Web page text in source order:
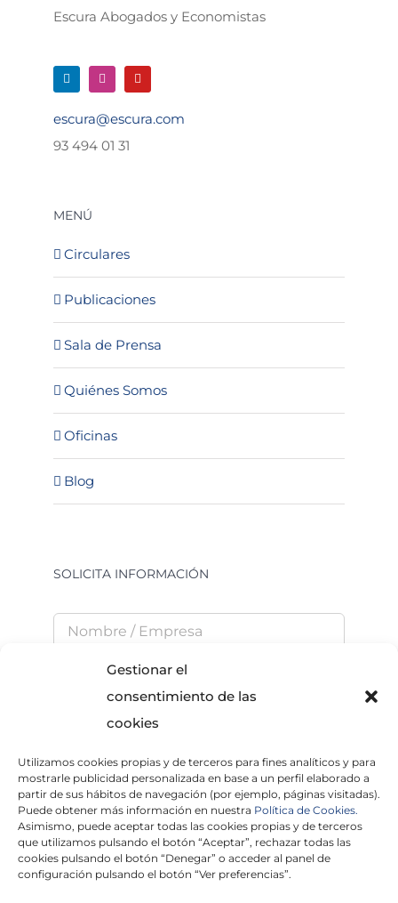
Gestionar el
consentimiento de las
cookies
Utilizamos cookies propias y de terceros para fines analíticos y para
mostrarle publicidad personalizada en base a un perfil elaborado a
partir de sus hábitos de navegación (por ejemplo, páginas visitadas).
Puede obtener más información en nuestra Política de Cookies.
Asimismo, puede aceptar todas las cookies propias y de terceros
que utilizamos pulsando el botón “Aceptar”, rechazar todas las
cookies pulsando el botón “Denegar” o acceder al panel de
configuración pulsando el botón “Ver preferencias”.
Escura Abogados y Economistas
escura@escura.com
93 494 01 31
MENÚ
Circulares
Publicaciones
Sala de Prensa
Quiénes Somos
Oficinas
Blog
SOLICITA INFORMACIÓN
He leído y acepto laPolítica de Privacidad
×